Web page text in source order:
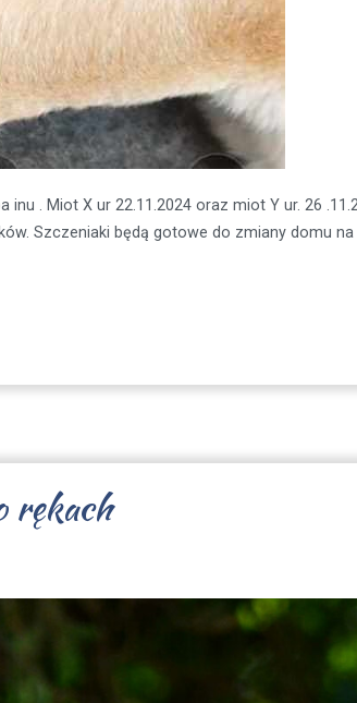
. Miot X ur 22.11.2024 oraz miot Y ur. 26
Szczeniaki będą gotowe do zmiany domu na
rękach